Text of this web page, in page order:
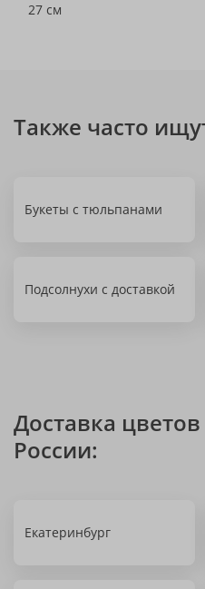
27 см
Также часто
Букеты с тюльпанами
Подсолнухи с доставкой
Доставка
России:
Екатеринбург